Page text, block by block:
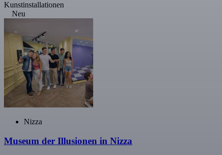
Kunstinstallationen
Neu
Nizza
Museum der Illusionen in Nizza